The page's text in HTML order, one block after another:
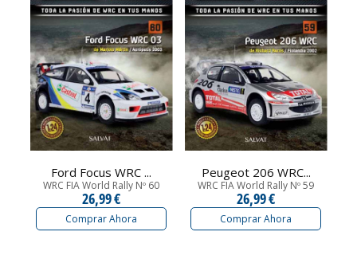
Ford Focus WRC ...
WRC FIA World Rally Nº 60
26,99 €
Comprar Ahora
Peugeot 206 WRC...
WRC FIA World Rally Nº 59
26,99 €
Comprar Ahora